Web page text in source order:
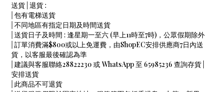
送貨 | 退貨 :
| 包有電梯送貨
| 不同地區有指定日期及時間送貨
| 送貨日子及時間 : 逢星期一至六 (早上11時至7時)，公眾假期除外
| 訂單消費滿$800或以上免運費，由ShopEC安排供應商7日內送
貨，以客服最後確認為準
| 建議與客服聯絡28822230 或 WhatsApp 至 65985236 查詢存貨 |
安排送貨
| 此商品不可退貨